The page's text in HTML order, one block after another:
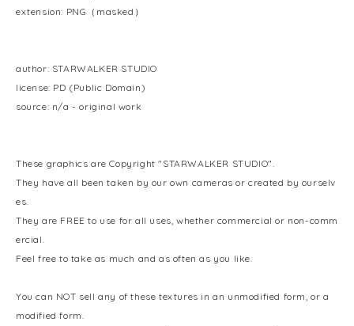
extension: PNG（masked）
author: STARWALKER STUDIO
license: PD (Public Domain)
source: n/a - original work
These graphics are Copyright "STARWALKER STUDIO".
They have all been taken by our own cameras or created by ourselv
es.
They are FREE to use for all uses, whether commercial or non-comm
ercial.
Feel free to take as much and as often as you like.
You can NOT sell any of these textures in an unmodified form, or a
modified form.